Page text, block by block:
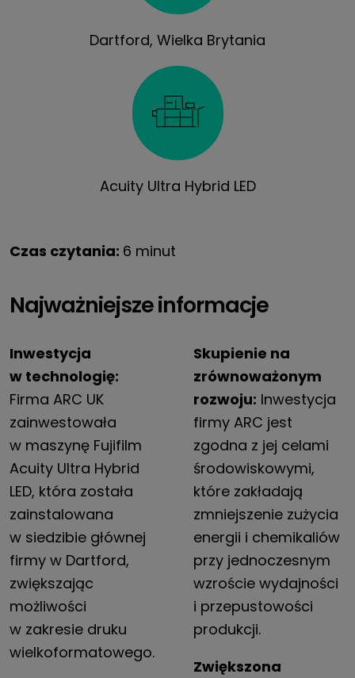
Dartford, Wielka Brytania
Acuity Ultra Hybrid LED
Czas czytania: 6 minut
Najważniejsze informacje
Inwestycja
w technologię:
Firma ARC UK
zainwestowała
w maszynę Fujifilm
Acuity Ultra Hybrid
LED, która została
zainstalowana
w siedzibie głównej
firmy w Dartford,
zwiększając
możliwości
w zakresie druku
wielkoformatowego.
Skupienie na
zrównoważonym
rozwoju: Inwestycja
firmy ARC jest
zgodna z jej celami
środowiskowymi,
które zakładają
zmniejszenie zużycia
energii i chemikaliów
przy jednoczesnym
wzroście wydajności
i przepustowości
produkcji.
Zwiększona